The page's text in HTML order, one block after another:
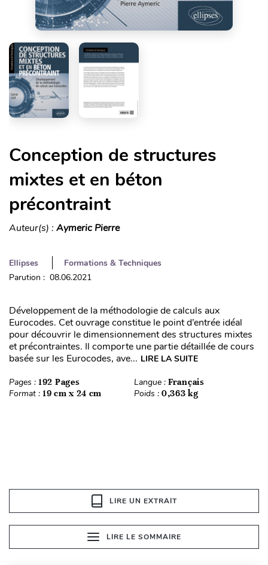
Conception de structures
mixtes et en béton
précontraint
Auteur(s) : Aymeric Pierre
Ellipses
Formations & Techniques
Parution : 08.06.2021
Développement de la méthodologie de calculs aux
Eurocodes. Cet ouvrage constitue le point d’entrée idéal
pour découvrir le dimensionnement des structures mixtes
et précontraintes. Il comporte une partie détaillée de cours
basée sur les Eurocodes, ave... LIRE LA SUITE
Pages : 192 Pages Langue : Français
Format : 19 cm x 24 cm Poids : 0,363 kg
LIRE UN EXTRAIT
LIRE LE SOMMAIRE